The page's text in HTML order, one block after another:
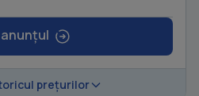
prețurilor